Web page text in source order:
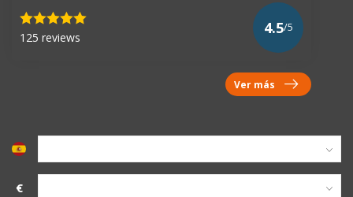
125 reviews
4.5/5
Ver más
€